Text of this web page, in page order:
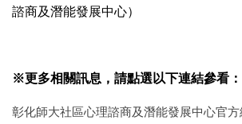
諮商及潛能發展中心）
※更多相關訊息，請點選以下連結參看：
彰化師大社區心理諮商及潛能發展中心官